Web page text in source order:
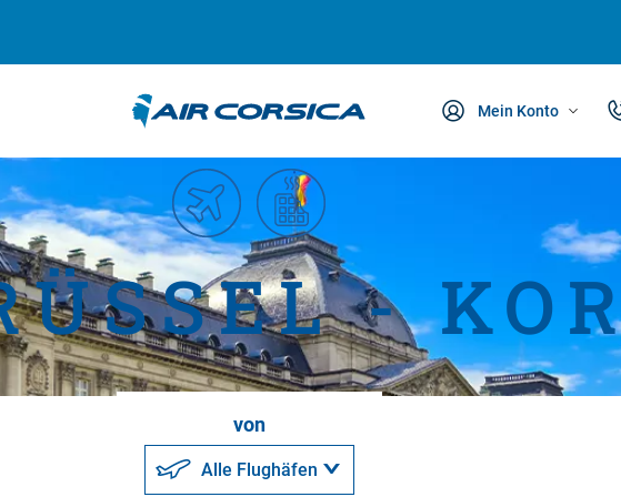
Mein Konto
-
von